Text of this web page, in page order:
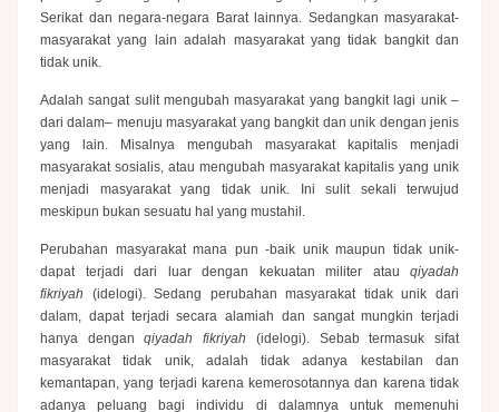
Serikat dan negara-negara Barat lainnya. Sedangkan masyarakat-
masyarakat yang lain adalah masyarakat yang tidak bangkit dan
tidak unik.
Adalah sangat sulit mengubah masyarakat yang bangkit lagi unik –
dari dalam– menuju masyarakat yang bangkit dan unik dengan jenis
yang lain. Misalnya mengubah masyarakat kapitalis menjadi
masyarakat sosialis, atau mengubah masyarakat kapitalis yang unik
menjadi masyarakat yang tidak unik. Ini sulit sekali terwujud
meskipun bukan sesuatu hal yang mustahil.
Perubahan masyarakat mana pun -baik unik maupun tidak unik-
dapat terjadi dari luar dengan kekuatan militer atau qiyadah
fikriyah (idelogi). Sedang perubahan masyarakat tidak unik dari
dalam, dapat terjadi secara alamiah dan sangat mungkin terjadi
hanya denganqiyadah fikriyah (idelogi). Sebab termasuk sifat
masyarakat tidak unik, adalah tidak adanya kestabilan dan
kemantapan, yang terjadi karena kemerosotannya dan karena tidak
adanya peluang bagi individu di dalamnya untuk memenuhi